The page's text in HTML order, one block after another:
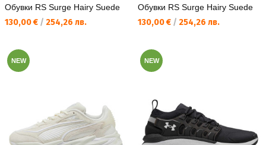
Обувки RS Surge Hairy Suede
Текуща цена:
130,00 € / 254,26 лв.
Обувки RS Surge Hairy Suede
Текуща цена:
130,00 € / 254,26 лв.
NEW NEW